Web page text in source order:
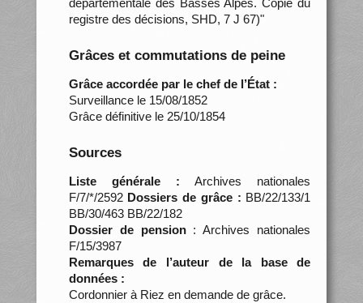
registre des décisions, SHD, 7 J 67)"
Grâces et commutations de peine
Grâce accordée par le chef de l’État :
Surveillance le 15/08/1852
Grâce définitive le 25/10/1854
Sources
Liste générale : Archives nationales
F/7/*/2592 Dossiers de grâce : BB/22/133/1
BB/30/463 BB/22/182
Dossier de pension: Archives nationales
F/15/3987
Remarques de l’auteur de la base de
données :
Cordonnier à Riez en demande de grâce.